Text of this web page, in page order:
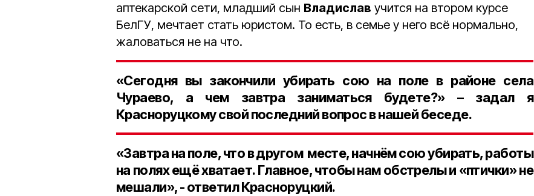
аптекарской сети, младший сын Владислав учится на втором курсе
БелГУ, мечтает стать юристом. То есть, в семье у него всё нормально,
жаловаться не на что.
«Сегодня вы закончили убирать сою на поле в районе села
Чураево, а чем завтра заниматься будете?» – задал я
Красноруцкому свой последний вопрос в нашей беседе.
«Завтра на поле, что в другом месте, начнём сою убирать, работы
на полях ещё хватает. Главное, чтобы нам обстрелы и «птички» не
мешали», - ответил Красноруцкий.